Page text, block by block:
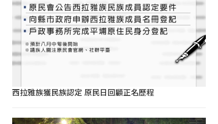
西拉雅族獲民族認定 原民日回顧正名歷程